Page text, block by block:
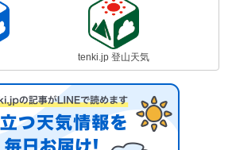
tenki.jp 登山天気